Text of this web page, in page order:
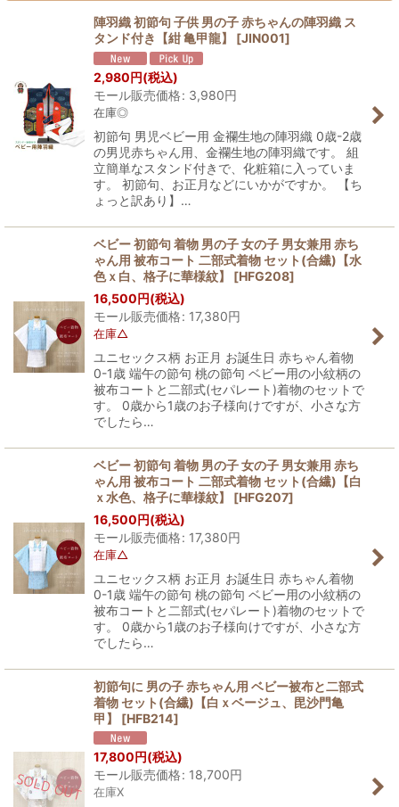
陣羽織 初節句 子供 男の子 赤ちゃんの陣羽織 ス
タンド付き【紺 亀甲龍】
[JIN001]
2,980円(税込)
モール販売価格: 3,980円
在庫◎
初節句 男児ベビー用 金襴生地の陣羽織 0歳-2歳
の男児赤ちゃん用、金襴生地の陣羽織です。 組
立簡単なスタンド付きで、化粧箱に入っていま
す。 初節句、お正月などにいかがですか。 【ち
ょっと訳あり】…
ベビー 初節句 着物 男の子 女の子 男女兼用 赤ち
ゃん用 被布コート 二部式着物 セット(合繊)【水
色ｘ白、格子に華様紋】
[HFG208]
16,500円(税込)
モール販売価格: 17,380円
在庫△
ユニセックス柄 お正月 お誕生日 赤ちゃん着物
0-1歳 端午の節句 桃の節句 ベビー用の小紋柄の
被布コートと二部式(セパレート)着物のセットで
す。 0歳から1歳のお子様向けですが、小さな方
でしたら…
ベビー 初節句 着物 男の子 女の子 男女兼用 赤ち
ゃん用 被布コート 二部式着物 セット(合繊)【白
ｘ水色、格子に華様紋】
[HFG207]
16,500円(税込)
モール販売価格: 17,380円
在庫△
ユニセックス柄 お正月 お誕生日 赤ちゃん着物
0-1歳 端午の節句 桃の節句 ベビー用の小紋柄の
被布コートと二部式(セパレート)着物のセットで
す。 0歳から1歳のお子様向けですが、小さな方
でしたら…
初節句に 男の子 赤ちゃん用 ベビー被布と二部式
着物 セット(合繊)【白ｘベージュ、毘沙門亀
甲】
[HFB214]
17,800円(税込)
モール販売価格: 18,700円
在庫X